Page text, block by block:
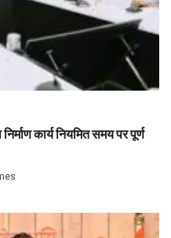
कार्य नियमित समय पर पूर्ण